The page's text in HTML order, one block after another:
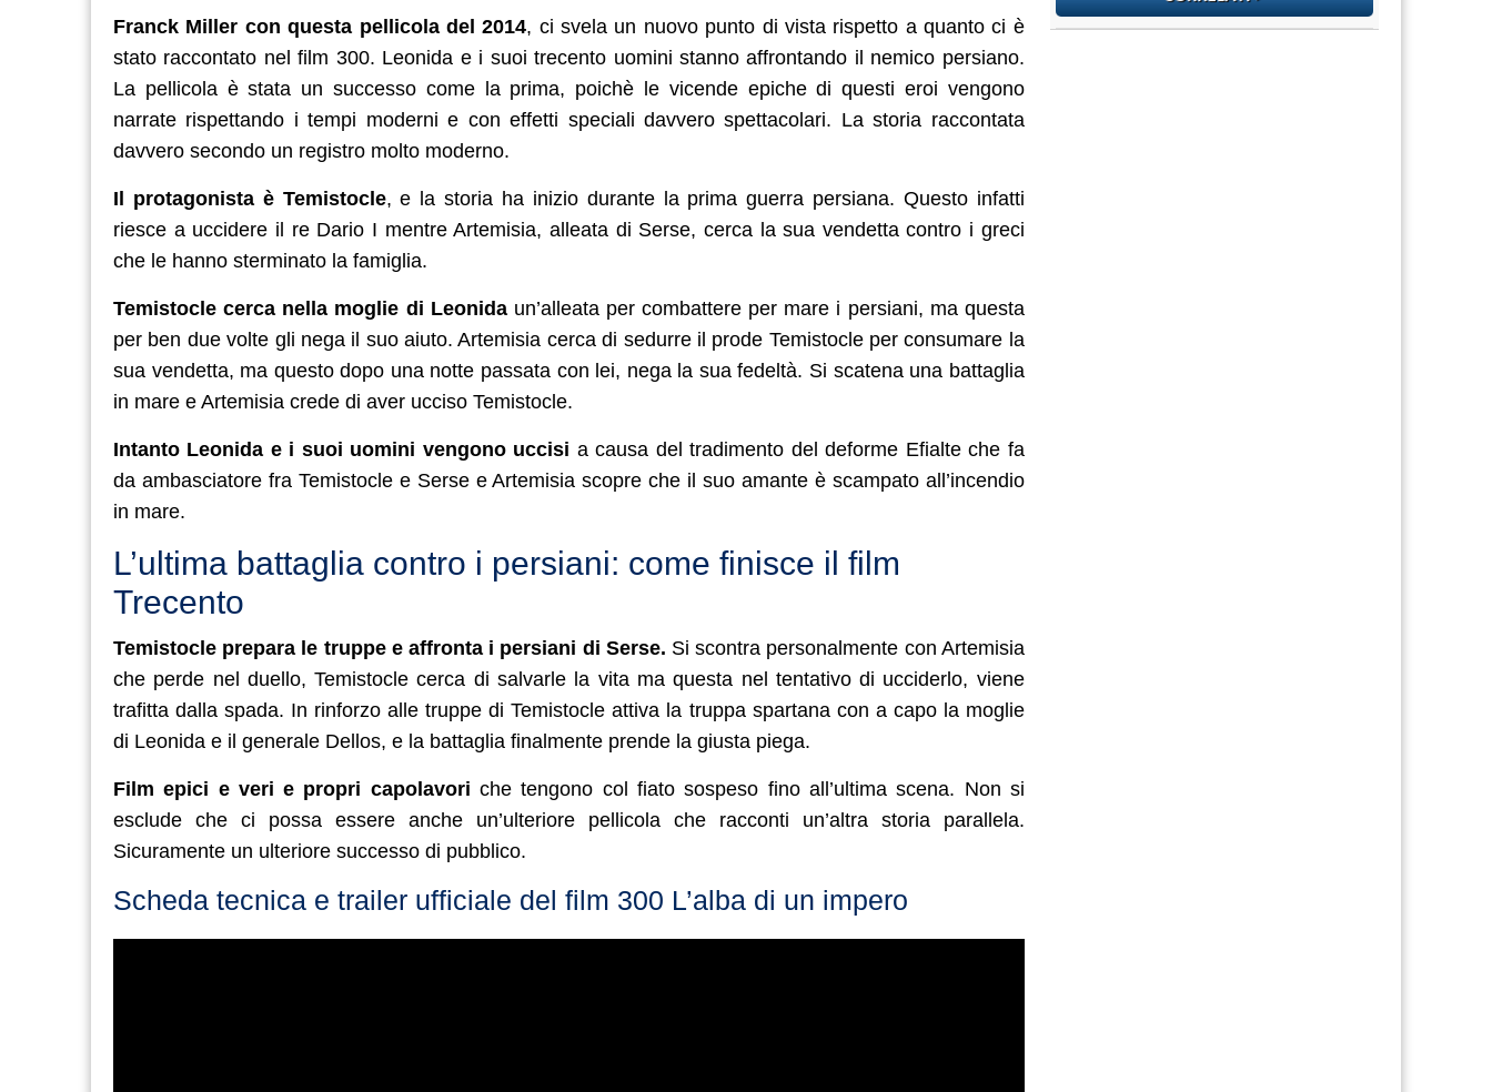
Franck Miller con questa pellicola del 2014, ci svela un nuovo punto di vista rispetto a quanto ci è
stato raccontato nel film 300. Leonida e i suoi trecento uomini stanno affrontando il nemico persiano.
La pellicola è stata un successo come la prima, poichè le vicende epiche di questi eroi vengono
narrate rispettando i tempi moderni e con effetti speciali davvero spettacolari. La storia raccontata
davvero secondo un registro molto moderno.
Il protagonista è Temistocle, e la storia ha inizio durante la prima guerra persiana. Questo infatti
riesce a uccidere il re Dario I mentre Artemisia, alleata di Serse, cerca la sua vendetta contro i greci
che le hanno sterminato la famiglia.
Temistocle cerca nella moglie di Leonidaun’alleata per combattere per mare i persiani, ma questa
per ben due volte gli nega il suo aiuto. Artemisia cerca di sedurre il prode Temistocle per consumare la
sua vendetta, ma questo dopo una notte passata con lei, nega la sua fedeltà. Si scatena una battaglia
in mare e Artemisia crede di aver ucciso Temistocle.
Intanto Leonida e i suoi uomini vengono uccisi a causa del tradimento del deforme Efialte che fa
da ambasciatore fra Temistocle e Serse e Artemisia scopre che il suo amante è scampato all’incendio
in mare.
L’ultima battaglia contro i persiani: come finisce il film
Trecento
Temistocle prepara le truppe e affronta i persiani di Serse. Si scontra personalmente con Artemisia
che perde nel duello, Temistocle cerca di salvarle la vita ma questa nel tentativo di ucciderlo, viene
trafitta dalla spada. In rinforzo alle truppe di Temistocle attiva la truppa spartana con a capo la moglie
di Leonida e il generale Dellos, e la battaglia finalmente prende la giusta piega.
Film epici e veri e propri capolavori che tengono col fiato sospeso fino all’ultima scena. Non si
esclude che ci possa essere anche un’ulteriore pellicola che racconti un’altra storia parallela.
Sicuramente un ulteriore successo di pubblico.
Scheda tecnica e trailer ufficiale del film 300 L’alba di un impero